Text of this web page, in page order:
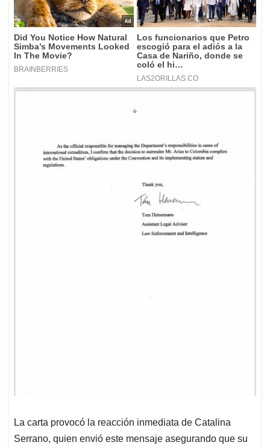
La carta provocó la reacción inmediata de Catalina
Serrano, quien envió este mensaje asegurando que su